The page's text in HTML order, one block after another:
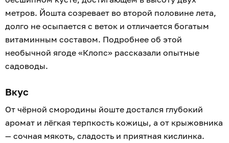
метров. Йошта созревает во второй половине лета,
долго не осыпается с веток и отличается богатым
витаминным составом. Подробнее об этой
необычной ягоде «Клопс» рассказали опытные
садоводы.
Вкус
От чёрной смородины йоште достался глубокий
аромат и лёгкая терпкость кожицы, а от крыжовника
— сочная мякоть, сладость и приятная кислинка.